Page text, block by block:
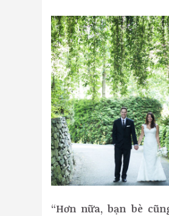
“Hơn nữa, bạn bè